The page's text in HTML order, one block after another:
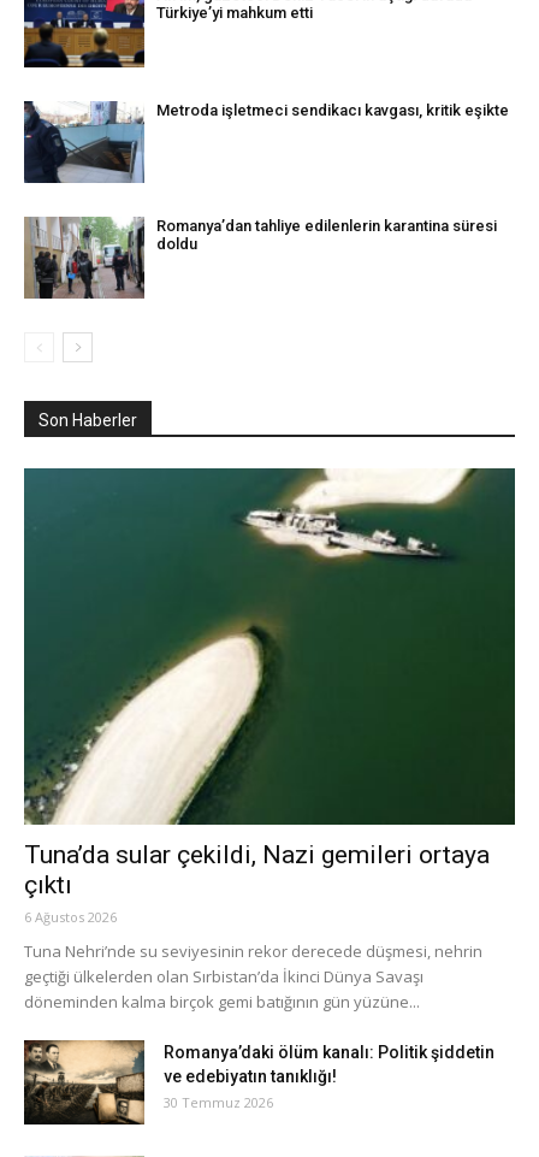
Türkiye’yi mahkum etti
Metroda işletmeci sendikacı kavgası, kritik eşikte
Romanya’dan tahliye edilenlerin karantina süresi
doldu
Son Haberler
Tuna’da sular çekildi, Nazi gemileri ortaya
çıktı
6 Ağustos 2026
Tuna Nehri’nde su seviyesinin rekor derecede düşmesi, nehrin
geçtiği ülkelerden olan Sırbistan’da İkinci Dünya Savaşı
döneminden kalma birçok gemi batığının gün yüzüne...
Romanya’daki ölüm kanalı: Politik şiddetin
ve edebiyatın tanıklığı!
30 Temmuz 2026